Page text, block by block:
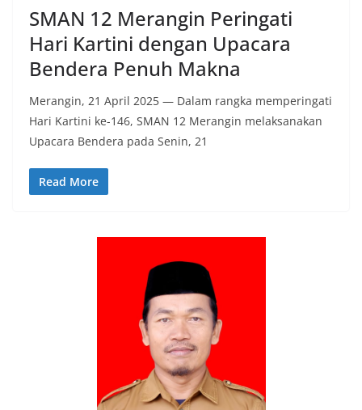
SMAN 12 Merangin Peringati
Hari Kartini dengan Upacara
Bendera Penuh Makna
Merangin, 21 April 2025 — Dalam rangka memperingati
Hari Kartini ke-146, SMAN 12 Merangin melaksanakan
Upacara Bendera pada Senin, 21
Read More